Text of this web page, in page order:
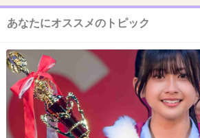
13. 匿名2019/01/13(日) 15:19:05
最近の肥え具合どんな感じ？
あんま見てへんから分からへん
あなたにオススメのトピック